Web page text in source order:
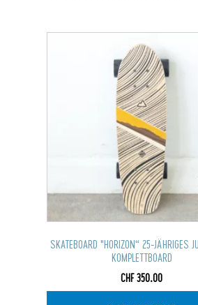
SKATEBOARD "HORIZON“ 25-JÄHRIGES
KOMPLETTBOARD
CHF350.00